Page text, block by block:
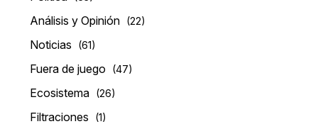
Análisis y Opinión (22)
Noticias (61)
Fuera de juego (47)
Ecosistema (26)
Filtraciones (1)